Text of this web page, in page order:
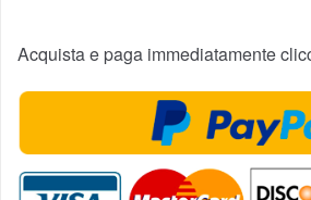
Acquista e paga immediatamente